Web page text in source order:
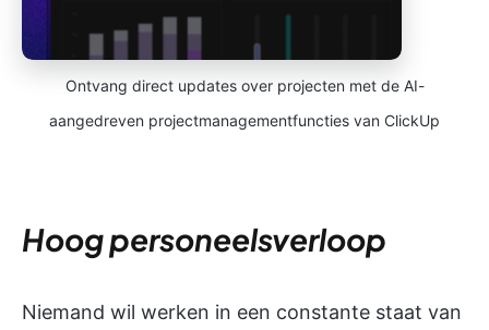
Ontvang direct updates over projecten met de AI-
aangedreven projectmanagementfuncties van ClickUp
Hoog personeelsverloop
Niemand wil werken in een constante staat van